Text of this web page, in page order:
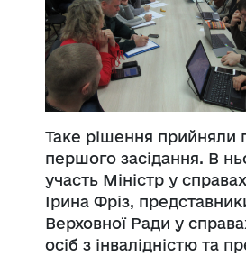
Таке рішення прийняли
першого засідання. В
участь Міністр у
Ірина Фріз,
Верховної Ради у
осіб з інвалідністю та